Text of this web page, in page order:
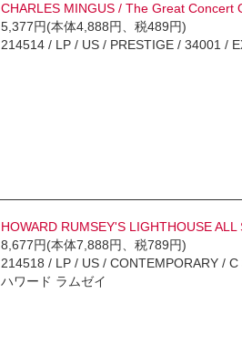
CHARLES MINGUS / The Great Concert
5,377円(本体4,888円、税489円)
214514 / LP / US / PRESTIGE / 34001 /
HOWARD RUMSEY'S LIGHTHOUSE
8,677円(本体7,888円、税789円)
214518 / LP / US / CONTEMPORARY /
ハワード ラムゼイ